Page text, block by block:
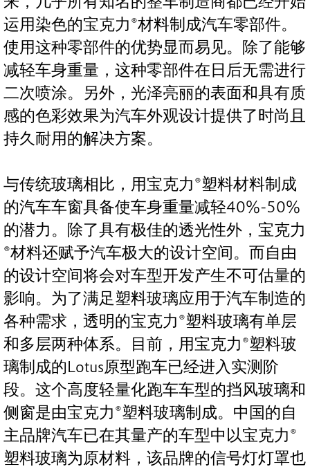
运用染色的宝克力®材料制成汽车零部件。
使用这种零部件的优势显而易见。除了能够
减轻车身重量，这种零部件在日后无需进行
二次喷涂。另外，光泽亮丽的表面和具有质
感的色彩效果为汽车外观设计提供了时尚且
持久耐用的解决方案。
与传统玻璃相比，用宝克力®塑料材料制成
的汽车车窗具备使车身重量减轻40%-50%
的潜力。除了具有极佳的透光性外，宝克力
®材料还赋予汽车极大的设计空间。而自由
的设计空间将会对车型开发产生不可估量的
影响。为了满足塑料玻璃应用于汽车制造的
各种需求，透明的宝克力®塑料玻璃有单层
和多层两种体系。目前，用宝克力®塑料玻
璃制成的Lotus原型跑车已经进入实测阶
段。这个高度轻量化跑车车型的挡风玻璃和
侧窗是由宝克力®塑料玻璃制成。中国的自
主品牌汽车已在其量产的车型中以宝克力®
塑料玻璃为原材料，该品牌的信号灯灯罩也